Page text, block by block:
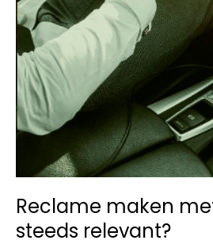
Reclame maken
steeds relevant?